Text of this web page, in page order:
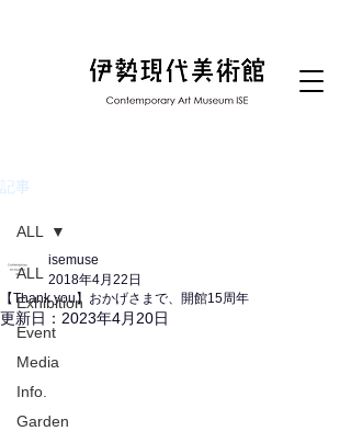
記事
ALL
Exhibition
Event
Media
Info.
Garden
ALL
【Thank you】おかげさまで、開館15周年
isemuse
2018年4月22日
更新日： 2023年4月20日